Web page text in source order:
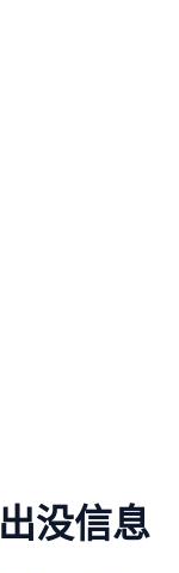
出没信息